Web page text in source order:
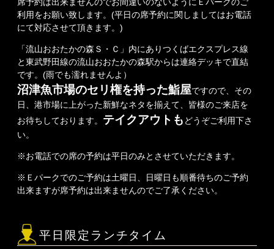
利用をお願い致します。(平日の席予約に関しましてはお電話
にて対応させて頂きます。)
「流山おおたかの森Ｓ・Ｃ」内にありつくばエクスプレス線
と東武野田線の流山おおたかの森駅からは連絡デッキで直結
です。(雨でも濡れませんよ）
沼津魚市場のセリ権を持った鮨屋ですので、その
日、港市場に上がった新鮮なネタを揃えて、皆様のご来店を
お待ちしております。 テイクアウトも どうぞご利用下さ
い。
※お電話での席の予約は平日のみとさせていただきます。
※Ｅパークでのご予約は土曜日、日曜日も順番待ちのご予約
出来ますが席予約は出来ませんのでご了承ください。
平日限定ランチタイム